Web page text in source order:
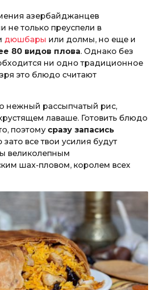
азербайджанцев
не только преуспели в
дюшбары или долмы, но еще и
80 видов плова. Однако без
ни одно традиционное
это блюдо считают
нежный рассыпчатый рис,
лаваше. Готовить блюдо
поэтому сразу запасись
зато все твои усилия будут
великолепным
шах-пловом, королем всех